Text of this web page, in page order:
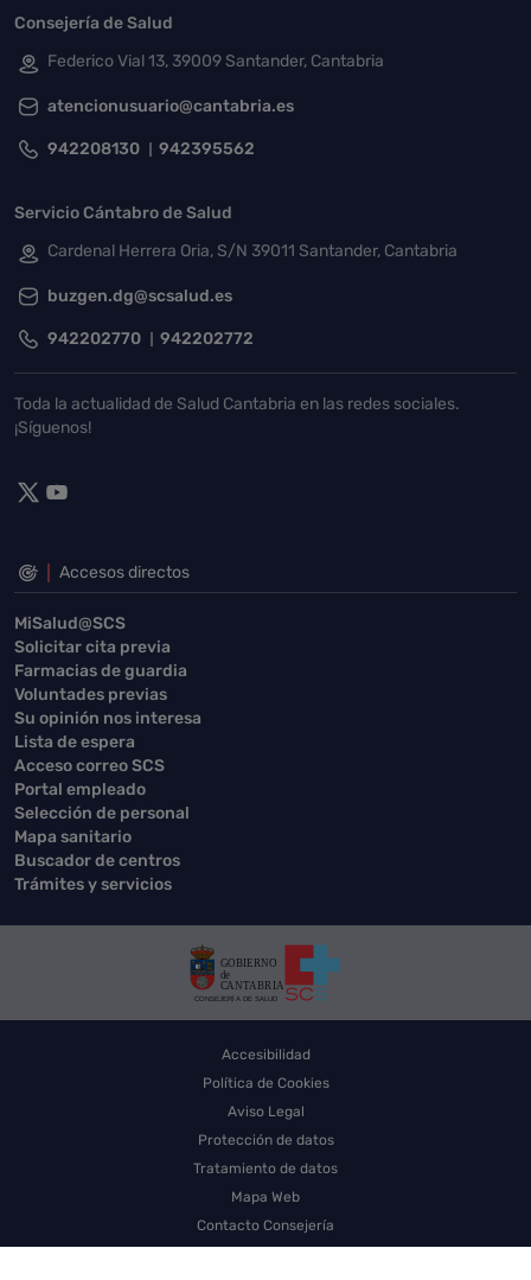
Consejería de Salud
Federico Vial 13, 39009 Santander, Cantabria
atencionusuario@cantabria.es
942208130 942395562
Servicio Cántabro de Salud
Cardenal Herrera Oria, S/N 39011 Santander, Cantabria
buzgen.dg@scsalud.es
942202770 942202772
Toda la actualidad de Salud Cantabria en las redes sociales.
¡Síguenos!
Accesos directos
MiSalud@SCS
Solicitar cita previa
Farmacias de guardia
Voluntades previas
Su opinión nos interesa
Lista de espera
Acceso correo SCS
Portal empleado
Selección de personal
Mapa sanitario
Buscador de centros
Trámites y servicios
Accesibilidad
Política de Cookies
Aviso Legal
Protección de datos
Tratamiento de datos
Mapa Web
Contacto Consejería